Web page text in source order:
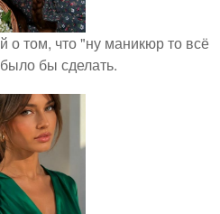
о том, что "ну маникюр то всё
бы сделать.